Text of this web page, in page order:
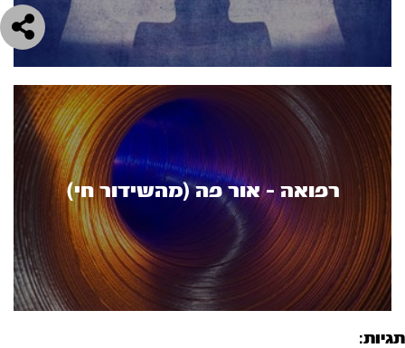
רפואה - אור פה (מהשידור חי)
תגיות: